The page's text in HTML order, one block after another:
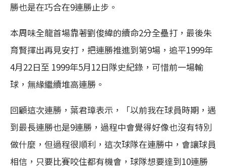
勝也是在巧合在9連勝止步。
本周味全龍首場靠著劉俊緯的續命2分全壘打，最後朱
育賢揮出再見安打，把連勝推進到第9場，追平1999年
4月22日至 1999年5月12日隊史紀錄，可惜前一場輸
球，無緣繼續堆高連勝。
回顧這次連勝，葉君璋表示，「以前我在球員時期，遇
到最長連勝也是9連勝，過程中會覺得好像也沒有特別
做什麼，但過程很順利，這次球隊在連勝中，會讓球員
相信，只要比賽咬住都有機會，球隊想要達到10連勝